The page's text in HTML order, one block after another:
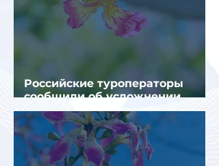
Российские туроператоры
сообщили об усложнении
получения виз в Грецию